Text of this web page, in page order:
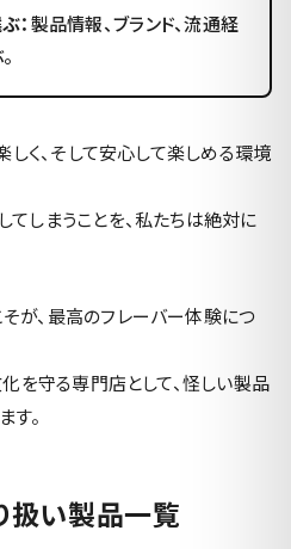
：製品情報、ブランド、流通経
しく、そして安心して楽しめる環境
しまうことを、私たちは絶対に
が、最高のフレーバー体験につ
を守る専門店として、怪しい製品
す。
い製品一覧